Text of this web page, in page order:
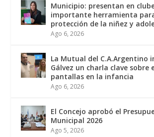
Municipio: presentan en
importante herramienta
protección de la niñez y
Ago 6, 2026
La Mutual del C.A.Argentino
Gálvez un charla clave sobre
pantallas en la infancia
Ago 6, 2026
El Concejo aprobó el
Municipal 2026
Ago 5, 2026